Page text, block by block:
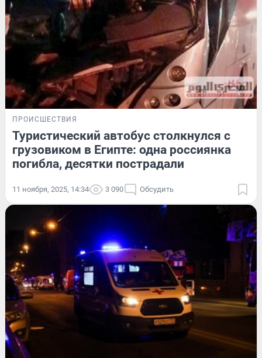
ПРОИСШЕСТВИЯ
Туристический автобус столкнулся с
грузовиком в Египте: одна россиянка
погибла, десятки пострадали
11 ноября, 2025, 14:34 3 090 Обсудить